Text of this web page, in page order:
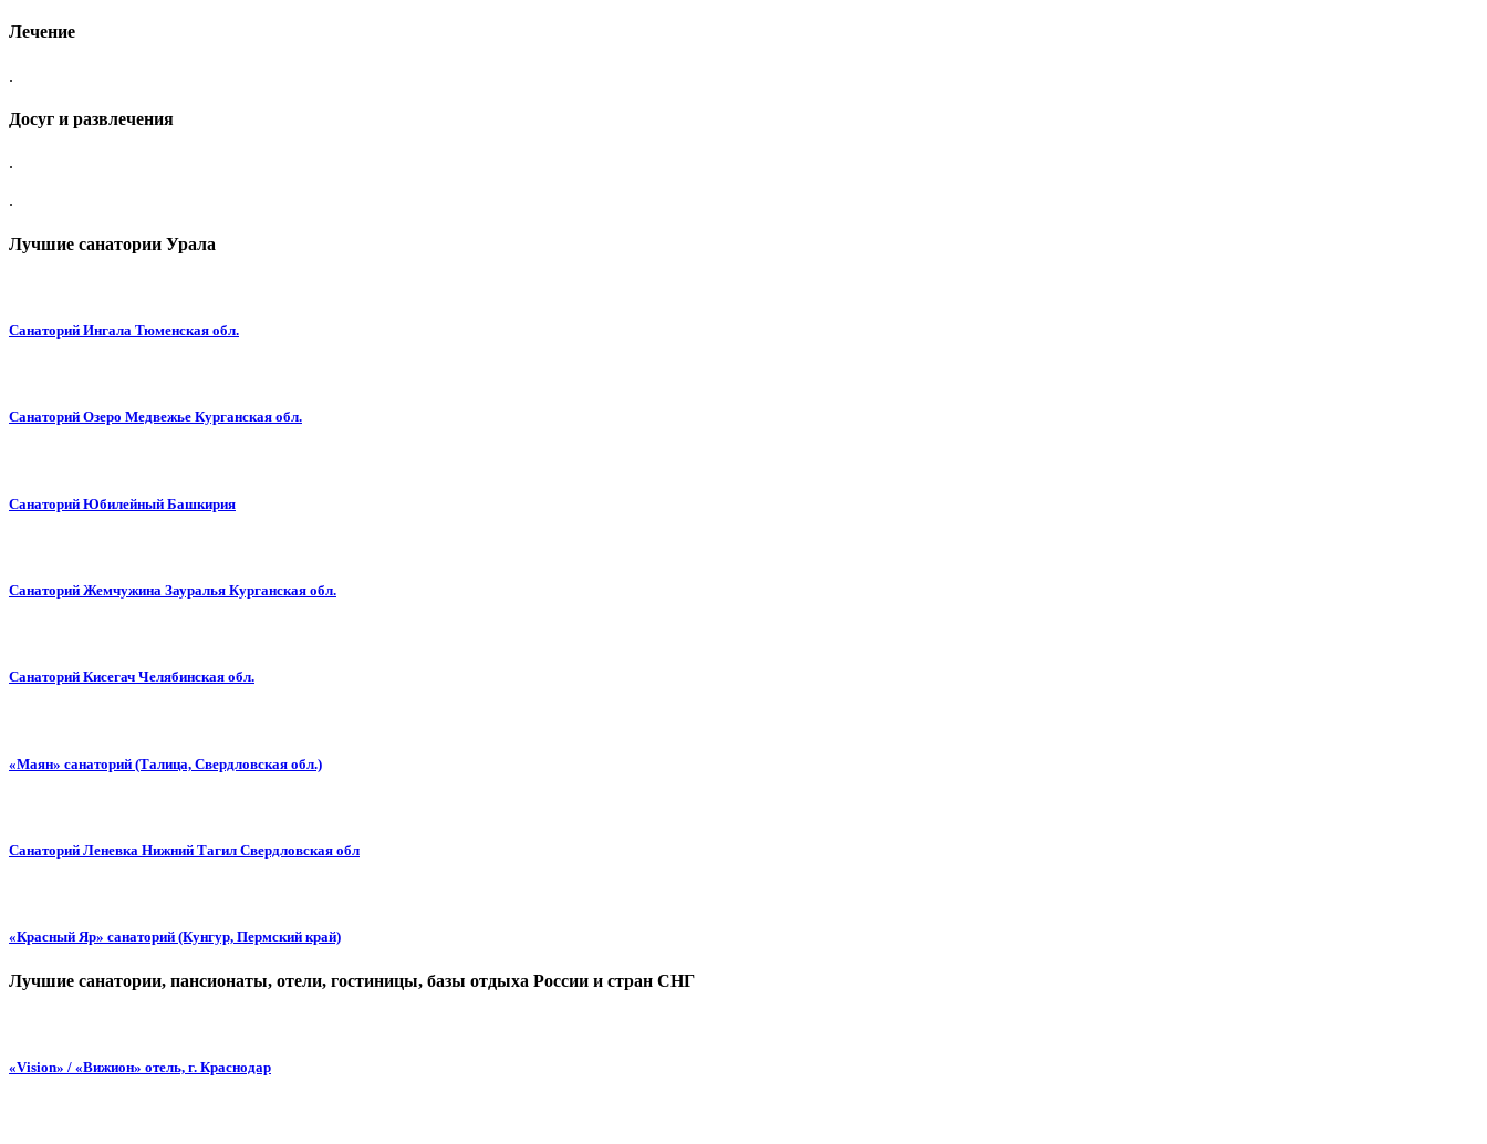
Лечение
.
Досуг и развлечения
.
.
Лучшие санатории Урала
Санаторий Ингала Тюменская обл.
Санаторий Озеро Медвежье Курганская обл.
Санаторий Юбилейный Башкирия
Санаторий Жемчужина Зауралья Курганская обл.
Санаторий Кисегач Челябинская обл.
«Маян» санаторий (Талица, Свердловская обл.)
Санаторий Леневка Нижний Тагил Свердловская обл
«Красный Яр» санаторий (Кунгур, Пермский край)
Лучшие санатории, пансионаты, отели, гостиницы, базы отдыха России и стран СНГ
«Vision» / «Вижион» отель, г. Краснодар